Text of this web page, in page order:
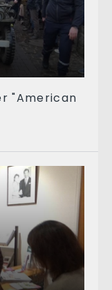
"American